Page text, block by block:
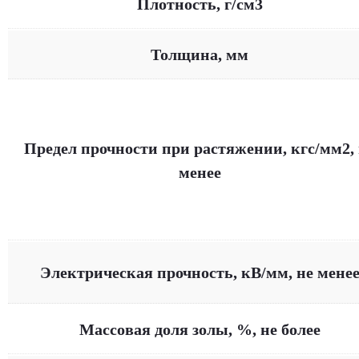
Плотность, г/см3
Толщина, мм
Предел прочности при растяжении, кгс/мм2,
менее
Электрическая прочность, кВ/мм, не менее
Массовая доля золы, %, не более